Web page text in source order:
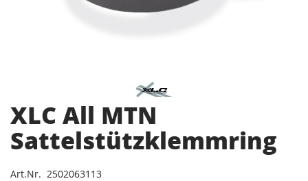
XLC All MTN
Sattelstützklemmring
Art.Nr. 2502063113